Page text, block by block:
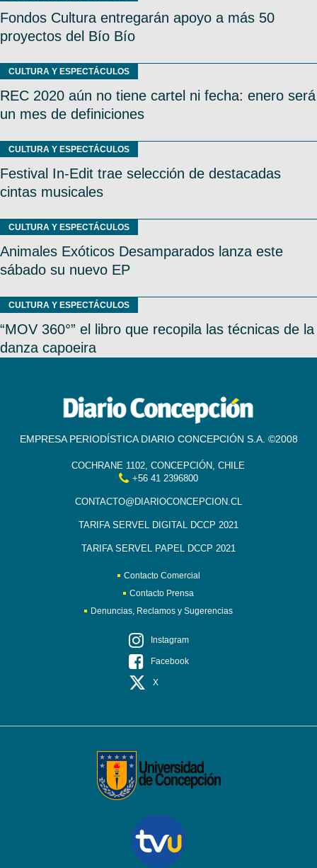
Fondos Cultura entregarán apoyo a más 50
proyectos del Bío Bío
CULTURA Y ESPECTÁCULOS
REC 2020 aún no tiene cartel ni fecha: enero será
un mes de definiciones
CULTURA Y ESPECTÁCULOS
Festival In-Edit trae selección de destacadas
cintas musicales
CULTURA Y ESPECTÁCULOS
Animales Exóticos Desamparados lanza este
sábado su nuevo EP
CULTURA Y ESPECTÁCULOS
“MOV 360°” el libro que recopila las técnicas de la
danza capoeira
EMPRESA PERIODÍSTICA DIARIO CONCEPCIÓN S.A. ©2008
COCHRANE 1102, CONCEPCIÓN, CHILE
+56 41 2396800
CONTACTO@DIARIOCONCEPCION.CL
TARIFA SERVEL DIGITAL DCCP 2021
TARIFA SERVEL PAPEL DCCP 2021
Contacto Comercial
Contacto Prensa
Denuncias, Reclamos y Sugerencias
Instagram
Facebook
X